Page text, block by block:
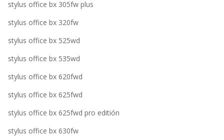
stylus office bx 305fw plus
stylus office bx 320fw
stylus office bx 525wd
stylus office bx 535wd
stylus office bx 620fwd
stylus office bx 625fwd
stylus office bx 625fwd pro editión
stylus office bx 630fw